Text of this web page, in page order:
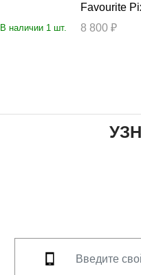
В наличии 1 шт.
Favourite
8 800 ₽